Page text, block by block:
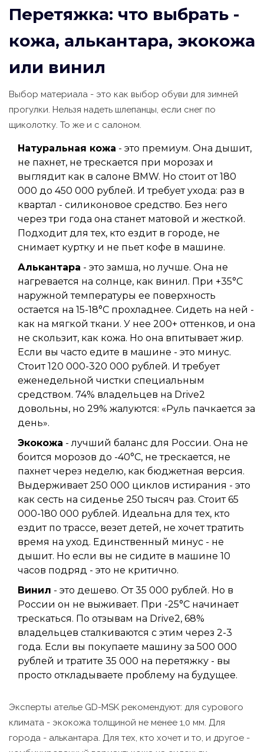
Перетяжка: что выбрать -
кожа, алькантара, экокожа
или винил
Выбор материала - это как выбор обуви для зимней
прогулки. Нельзя надеть шлепанцы, если снег по
щиколотку. То же и с салоном.
Натуральная кожа - это премиум. Она дышит,
не пахнет, не трескается при морозах и
выглядит как в салоне BMW. Но стоит от 180
000 до 450 000 рублей. И требует ухода: раз в
квартал - силиконовое средство. Без него
через три года она станет матовой и жесткой.
Подходит для тех, кто ездит в городе, не
снимает куртку и не пьет кофе в машине.
Алькантара - это замша, но лучше. Она не
нагревается на солнце, как винил. При +35°C
наружной температуры ее поверхность
остается на 15-18°C прохладнее. Сидеть на ней -
как на мягкой ткани. У нее 200+ оттенков, и она
не скользит, как кожа. Но она впитывает жир.
Если вы часто едите в машине - это минус.
Стоит 120 000-320 000 рублей. И требует
еженедельной чистки специальным
средством. 74% владельцев на Drive2
довольны, но 29% жалуются: «Руль пачкается за
день».
Экокожа - лучший баланс для России. Она не
боится морозов до -40°C, не трескается, не
пахнет через неделю, как бюджетная версия.
Выдерживает 250 000 циклов истирания - это
как сесть на сиденье 250 тысяч раз. Стоит 65
000-180 000 рублей. Идеальна для тех, кто
ездит по трассе, везет детей, не хочет тратить
время на уход. Единственный минус - не
дышит. Но если вы не сидите в машине 10
часов подряд - это не критично.
Винил - это дешево. От 35 000 рублей. Но в
России он не выживает. При -25°C начинает
трескаться. По отзывам на Drive2, 68%
владельцев сталкиваются с этим через 2-3
года. Если вы покупаете машину за 500 000
рублей и тратите 35 000 на перетяжку - вы
просто откладываете проблему на будущее.
Эксперты ателье GD-MSK рекомендуют: для сурового
климата - экокожа толщиной не менее 1,0 мм. Для
города - алькантара. Для тех, кто хочет и то, и другое -